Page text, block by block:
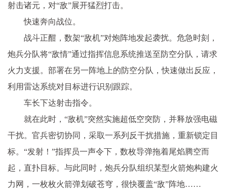
射击诸元，对“敌”展开猛烈打击。
快速奔向战位。
战斗正酣，数架“敌机”对炮阵地发起袭扰。危急时刻，
炮兵分队将“敌情”通过指挥信息系统推送至防空分队，请求
火力支援。部署在另一阵地上的防空分队，快速做出反应，
利用雷达系统对目标进行识别跟踪。
车长下达射击指令。
就在此时，“敌机”突然实施超低空突防，并释放强电磁
干扰。官兵密切协同，采取一系列反干扰措施，重新锁定目
标。“发射！”指挥员一声令下，数枚导弹拖着尾焰腾空而
起，直扑目标。与此同时，炮兵分队组织某型火箭炮构建火
力网，一枚枚火箭弹划破苍穹，很快覆盖“敌”阵地……